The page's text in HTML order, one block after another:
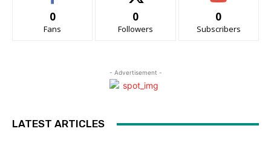
0
Fans
0
Followers
0
Subscribers
- Advertisement -
LATEST ARTICLES